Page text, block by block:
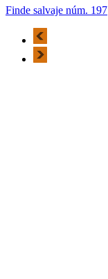
Finde salvaje núm. 197